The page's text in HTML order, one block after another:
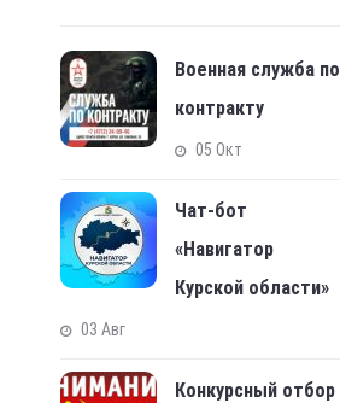
Военная служба по
контракту
05 Окт
Чат-бот
«Навигатор
Курской области»
03 Авг
Конкурсный отбор